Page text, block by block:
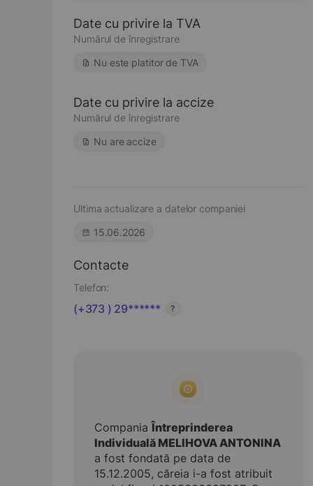
Date cu privire la TVA
Numărul de înregistrare
Nu este platitor de TVA
Date cu privire la accize
Numărul de înregistrare
Nu are accize
Ultima actualizare a datelor companiei
15.06.2026
Contacte
Telefon:
(+373 ) 29****** ?
CompaniaÎntreprinderea
Individuală MELIHOVA ANTONINA
a fost fondată pe data de
15.12.2005, căreia i-a fost atribuit